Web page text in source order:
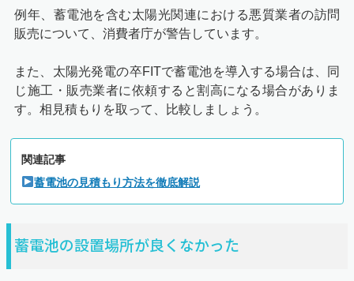
例年、蓄電池を含む太陽光関連における悪質業者の訪問
販売について、消費者庁が警告しています。
また、太陽光発電の卒FITで蓄電池を導入する場合は、同
じ施工・販売業者に依頼すると割高になる場合がありま
す。相見積もりを取って、比較しましょう。
関連記事
蓄電池の見積もり方法を徹底解説
蓄電池の設置場所が良くなかった